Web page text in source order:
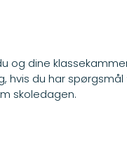
og dine
hvis du har
skoledagen.